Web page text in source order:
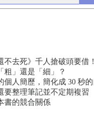
不去死》千人搶破頭要借
粗」還是「細」？
個人簡歷，簡化成 30 秒
要整理筆記並不定期複習
書的競合關係